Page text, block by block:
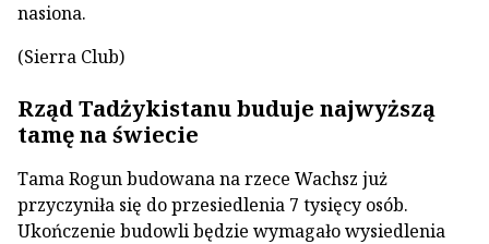
nasiona.
(Sierra Club)
Rząd Tadżykistanu buduje najwyższą
tamę na świecie
Tama Rogun budowana na rzece Wachsz już
przyczyniła się do przesiedlenia 7 tysięcy osób.
Ukończenie budowli będzie wymagało wysiedlenia